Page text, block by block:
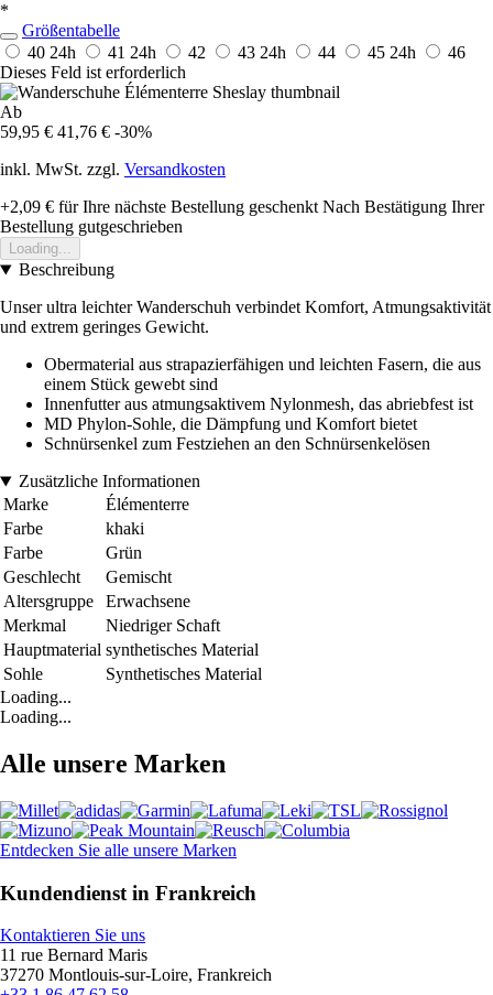
*
Größentabelle
40 24h 41 24h 42 43 24h 44 45 24h
46
Dieses Feld ist erforderlich
Ab
59,95 € 41,76 € -30%
inkl. MwSt. zzgl. Versandkosten
+2,09 € für Ihre nächste Bestellung geschenkt Nach Bestätigung Ihrer
Bestellung gutgeschrieben
Loading...
Beschreibung
Unser ultra leichter Wanderschuh verbindet Komfort, Atmungsaktivität
und extrem geringes Gewicht.
Obermaterial aus strapazierfähigen und leichten Fasern, die aus
einem Stück gewebt sind
Innenfutter aus atmungsaktivem Nylonmesh, das abriebfest ist
MD Phylon-Sohle, die Dämpfung und Komfort bietet
Schnürsenkel zum Festziehen an den Schnürsenkelösen
Zusätzliche Informationen
Marke
Élémenterre
Farbe
khaki
Farbe
Grün
Geschlecht
Gemischt
Altersgruppe
Erwachsene
Merkmal
Niedriger Schaft
Hauptmaterial synthetisches Material
Sohle
Synthetisches Material
Loading...
Loading...
Alle unsere Marken
Entdecken Sie alle unsere Marken
Kundendienst in Frankreich
Kontaktieren Sie uns
11 rue Bernard Maris
37270 Montlouis-sur-Loire, Frankreich